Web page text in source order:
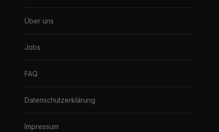
Über uns
Jobs
FAQ
Datenschutzerklärung
Impressum